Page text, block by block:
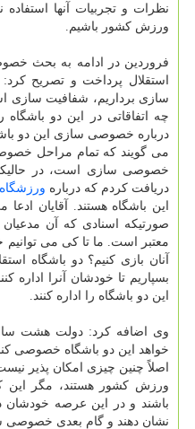
نظرات و تجربیات آنها استفاده
ورزش کشور باشیم.
فروردین در ادامه به بحث
استقلال پرداخت و تصریح
سازی برداریم، شفافیت سازی
چه اتفاقاتی در این دو
درباره خصوصی سازی این دو
می گویند که تمام مراحل
خصوصی سازی است، در
دریافت کردم که درباره ورزشگاه
این باشگاه هستند. آقایان
صورتیکه اسنادی که آن
معتبر است. ما تا کی می
آنان بازی کنیم؟ دو باشگاه
بسپاریم تا خودشان آنرا اداره
این دو باشگاه را اداره کنند.
وی اضافه کرد: دولت هشت
خواهد این دو باشگاه خصوصی
اصلاً چنین چیزی امکان پذیر
ورزش کشور هستند، مگر این
باشند و در این عرصه خودشان
نشان دهند و گام بعدی خصوصی